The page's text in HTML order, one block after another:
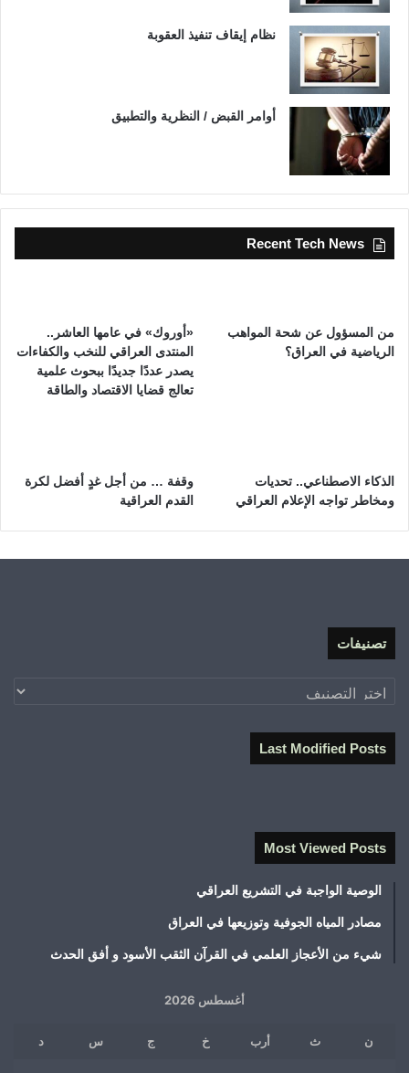
نظام إيقاف تنفيذ العقوبة
أوامر القبض / النظرية والتطبيق
Recent Tech News
من المسؤول عن شحة المواهب
الرياضية في العراق؟
«أوروك» في عامها العاشر..
المنتدى العراقي للنخب والكفاءات
يصدر عددًا جديدًا ببحوث علمية
تعالج قضايا الاقتصاد والطاقة
الذكاء الاصطناعي.. تحديات
ومخاطر تواجه الإعلام العراقي
وقفة … من أجل غدٍ أفضل لكرة
القدم العراقية
تصنيفات
تصنيفات
Last Modified Posts
Most Viewed Posts
الوصية الواجبة في التشريع العراقي
مصادر المياه الجوفية وتوزيعها في العراق
شيء من الأعجاز العلمي في القرآن الثقب الأسود و أفق الحدث
أغسطس 2026
ن ث أرب خ ج س د